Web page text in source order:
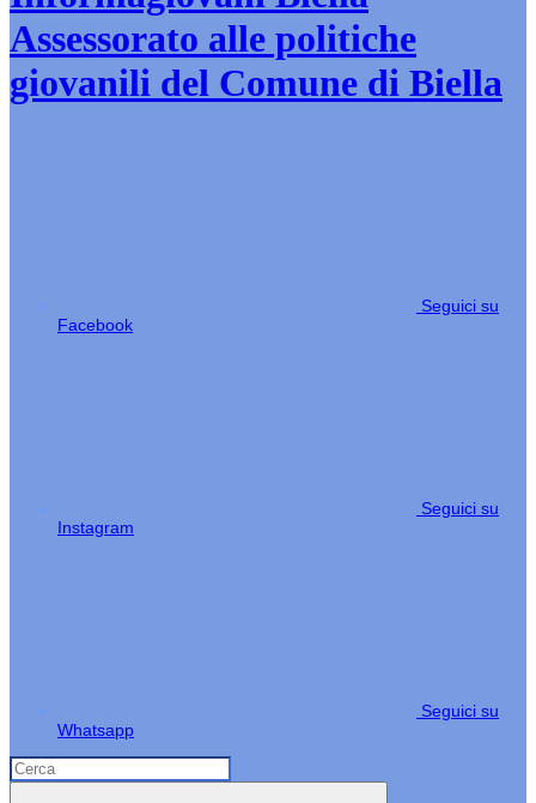
Assessorato alle politiche
giovanili del Comune di Biella
Seguici su
Facebook
Seguici su
Instagram
Seguici su
Whatsapp